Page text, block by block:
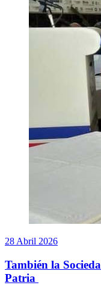
28 Abril 2026
También la
Patria